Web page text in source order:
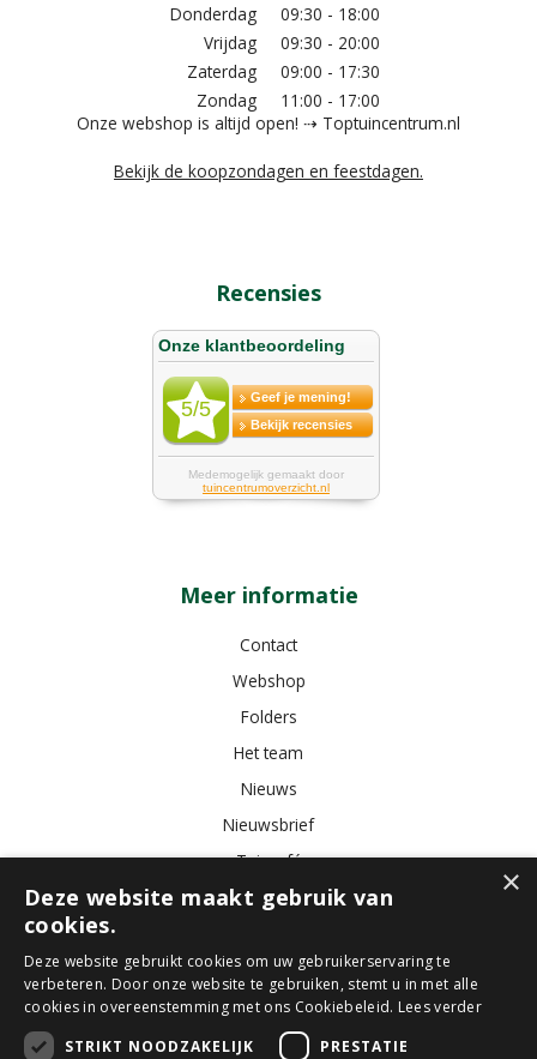
Donderdag
09:30 - 18:00
Vrijdag
09:30 - 20:00
Zaterdag
09:00 - 17:30
Zondag
11:00 - 17:00
Onze webshop is altijd open! ⇢ Toptuincentrum.nl
Bekijk de koopzondagen en feestdagen.
Recensies
Meer informatie
Contact
Webshop
Folders
Het team
Nieuws
Nieuwsbrief
Tuincafé
Vacatures
Tuincentrum Bloemist Kamerplanten Kunstbloemen
Buitenplanten
Tuinmeubelen
×
Deze website maakt gebruik van
cookies.
Deze website gebruikt cookies om uw gebruikerservaring te
verbeteren. Door onze website te gebruiken, stemt u in met alle
cookies in overeenstemming met ons Cookiebeleid. Lees verder
STRIKT NOODZAKELIJK
PRESTATIE